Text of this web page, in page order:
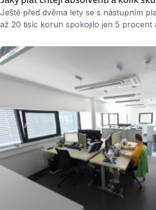
Ještě před dvěma lety se s nástupním
až 20 tisíc korun spokojilo jen 5 procent
problémů kývne skoro 30 procent
s čerstvým diplomem v podpaží hledají
Platové možnosti vidí reálně Dokončili
poslední prázdniny a teď se rozkoukávají